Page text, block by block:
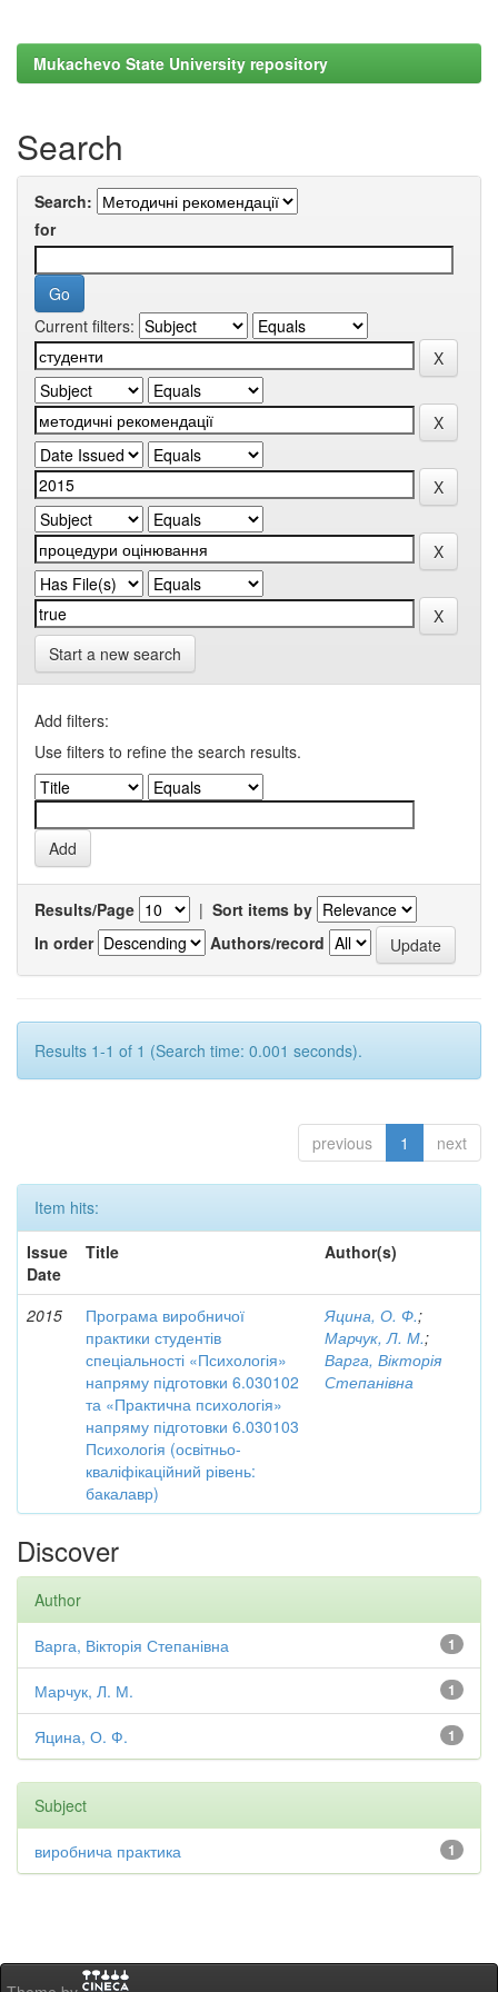
Mukachevo State University repository
Search
Search:
for
Current filters:
Start a new search
Add filters:
Use filters to refine the search results.
Results/Page | Sort items by
In order
Authors/record
Results 1-1 of 1 (Search time: 0.001 seconds).
previous 1 next
Item hits:
Issue
Date
Title Author(s)
2015
Програма виробничої
практики студентів
спеціальності «Психологія»
напряму підготовки 6.030102
та «Практична психологія»
напряму підготовки 6.030103
Психологія (освітньо-
кваліфікаційний рівень:
бакалавр)
Яцина, О. Ф.;
Марчук, Л. М.;
Варга, Вікторія
Степанівна
Discover
Author
1
Варга, Вікторія Степанівна
1
Марчук, Л. М.
1
Яцина, О. Ф.
Subject
1
виробнича практика